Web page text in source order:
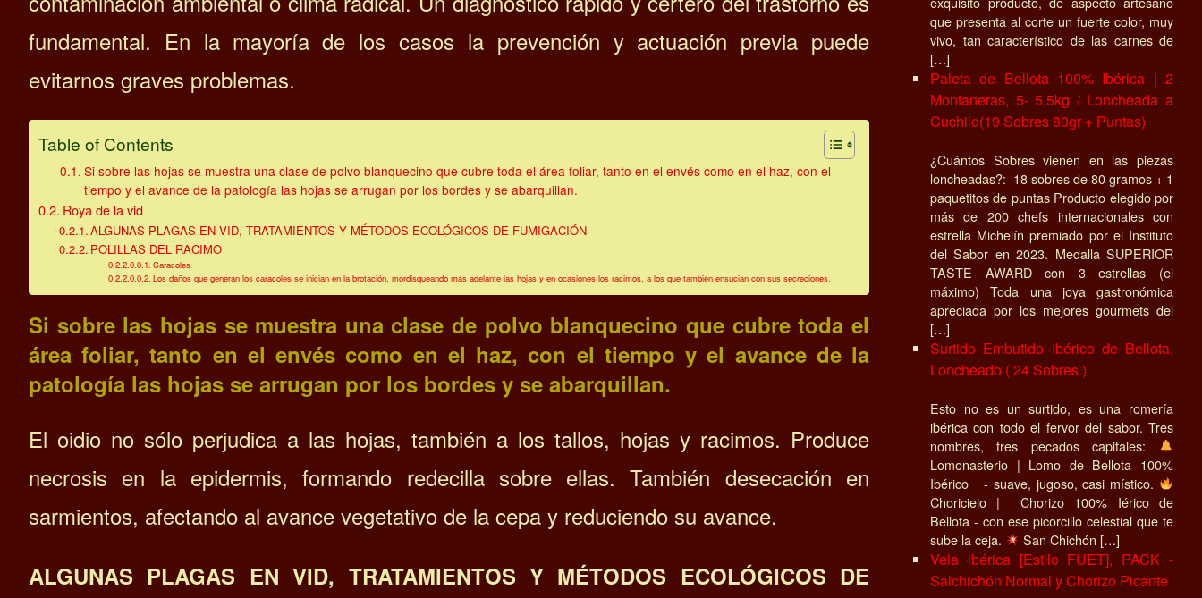
fundamental. En la mayoría de los casos la prevención y actuación previa puede
evitarnos graves problemas.
Table of Contents
Si sobre las hojas se muestra una clase de polvo blanquecino que cubre toda el área foliar, tanto en el envés como en el haz, con el
tiempo y el avance de la patología las hojas se arrugan por los bordes y se abarquillan.
Roya de la vid
ALGUNAS PLAGAS EN VID, TRATAMIENTOS Y MÉTODOS ECOLÓGICOS DE FUMIGACIÓN
POLILLAS DEL RACIMO
Caracoles
Los daños que generan los caracoles se inician en la brotación, mordisqueando más adelante las hojas y en ocasiones los racimos, a los que también ensucian con sus secreciones.
Si sobre las hojas se muestra una clase de polvo blanquecino que cubre toda el
área foliar, tanto en el envés como en el haz, con el tiempo y el avance de la
patología las hojas se arrugan por los bordes y se abarquillan.
El oidio no sólo perjudica a las hojas, también a los tallos, hojas y racimos. Produce
necrosis en la epidermis, formando redecilla sobre ellas. También desecación en
sarmientos, afectando al avance vegetativo de la cepa y reduciendo su avance.
ALGUNAS PLAGAS EN VID, TRATAMIENTOS Y MÉTODOS ECOLÓGICOS DE
que presenta al corte un fuerte color, muy
vivo, tan característico de las carnes de
[…]
Paleta de Bellota 100% Ibérica | 2
Montaneras, 5- 5.5kg / Loncheada a
Cuchilo(19 Sobres 80gr + Puntas)
¿Cuántos Sobres vienen en las piezas
loncheadas?: 18 sobres de 80 gramos + 1
paquetitos de puntas Producto elegido por
más de 200 chefs internacionales con
estrella Michelín premiado por el Instituto
del Sabor en 2023. Medalla SUPERIOR
TASTE AWARD con 3 estrellas (el
máximo) Toda una joya gastronómica
apreciada por los mejores gourmets del
[…]
Surtido Embutido Ibérico de Bellota,
Loncheado ( 24 Sobres )
Esto no es un surtido, es una romería
ibérica con todo el fervor del sabor. Tres
nombres, tres pecados capitales:
Lomonasterio | Lomo de Bellota 100%
Ibérico - suave, jugoso, casi místico.
Choricielo | Chorizo 100% Iérico de
Bellota - con ese picorcillo celestial que te
sube la ceja.
San Chichón […]
Vela ibérica [Estilo FUET], PACK -
Salchichón Normal y Chorizo Picante